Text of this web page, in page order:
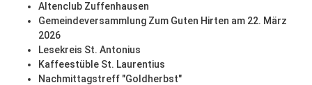
Altenclub Zuffenhausen
Gemeindeversammlung Zum Guten Hirten am 22. März
2026
Lesekreis St. Antonius
Kaffeestüble St. Laurentius
Nachmittagstreff "Goldherbst"